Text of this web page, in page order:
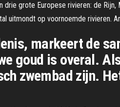
grote Europese rivieren: de
uitmondt op voornoemde rivieren.
markeert de
goud is overal.
zwembad zijn.